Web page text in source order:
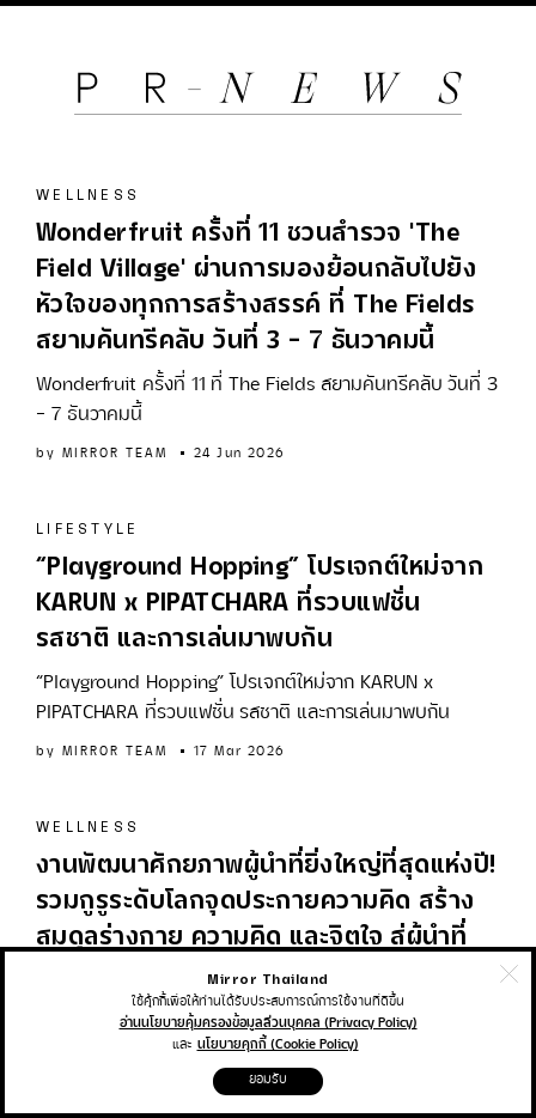
WELLNESS
Wonderfruit ครั้งที่ 11 ชวนสำรวจ 'The
Field Village' ผ่านการมองย้อนกลับไปยัง
หัวใจของทุกการสร้างสรรค์ ที่ The Fields
สยามคันทรีคลับ วันที่ 3 – 7 ธันวาคมนี้
Wonderfruit ครั้งที่ 11 ที่ The Fields สยามคันทรีคลับ วันที่ 3
– 7 ธันวาคมนี้
by MIRROR TEAM 24 Jun 2026
LIFESTYLE
“Playground Hopping” โปรเจกต์ใหม่จาก
KARUN x PIPATCHARA ที่รวบแฟชั่น
รสชาติ และการเล่นมาพบกัน
“Playground Hopping” โปรเจกต์ใหม่จาก KARUN x
PIPATCHARA ที่รวบแฟชั่น รสชาติ และการเล่นมาพบกัน
by MIRROR TEAM 17 Mar 2026
WELLNESS
งานพัฒนาศักยภาพผู้นำที่ยิ่งใหญ่ที่สุดแห่งปี!
รวมกูรูระดับโลกจุดประกายความคิด สร้าง
สมดุลร่างกาย ความคิด และจิตใจ สู่ผู้นำที่
‘Lead Well’ ในงาน Dragonfly Summit
รวมกูรูระดับโลกจุดประกายความคิด สร้างสมดุลร่างกาย ความ
คิด และจิตใจ สู่ผู้นำที่ ‘Lead Well’ ในงาน Dragonfly
Summit 2025
Mirror Thailand
ใช้คุ้กกี้เพื่อให้ท่านได้รับประสบการณ์การใช้งานที่ดีขึ้น
อ่านนโยบายคุ้มครองข้อมูลส่วนบุคคล (Privacy Policy)
และ นโยบายคุกกี้ (Cookie Policy)
ยอมรับ